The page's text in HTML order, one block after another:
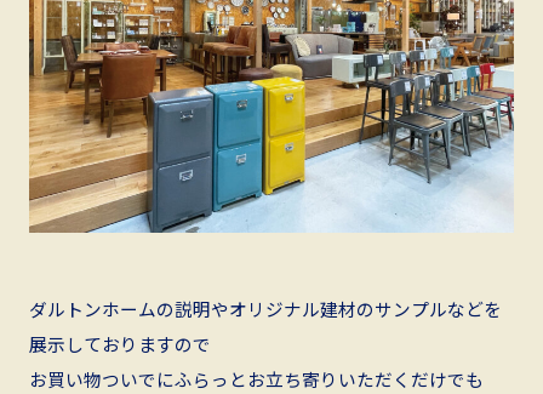
ダルトンホームの説明やオリジナル建材のサンプルなどを
展示しておりますので
お買い物ついでにふらっとお立ち寄りいただくだけでも